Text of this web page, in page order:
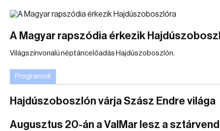
A Magyar rapszódia érkezik
Világszínvonalú néptáncelőadás Hajdúszoboszlón.
Programok
Hajdúszoboszlón várja Szász Endre világa
Augusztus 20-án a ValMar lesz a